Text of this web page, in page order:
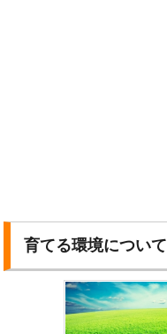
育てる環境について